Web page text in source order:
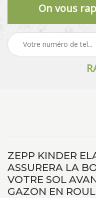
On vous
ZEPP KINDER
ASSURERA LA
VOTRE SOL
GAZON EN